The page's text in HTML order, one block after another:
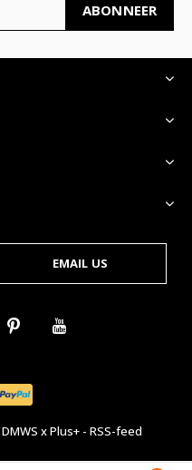
ABONNEER
EMAIL US
DMWS xPlus+- RSS-feed